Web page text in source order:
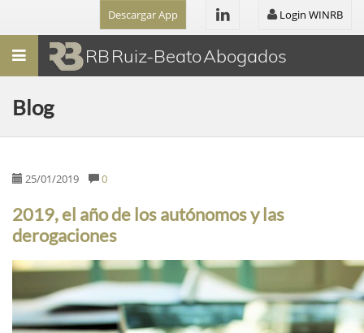
Descargar App Login WINRB
Menú RB Ruiz-Beato Abogados
Blog
25/01/2019 0
2019, el año de los autónomos y las
derogaciones